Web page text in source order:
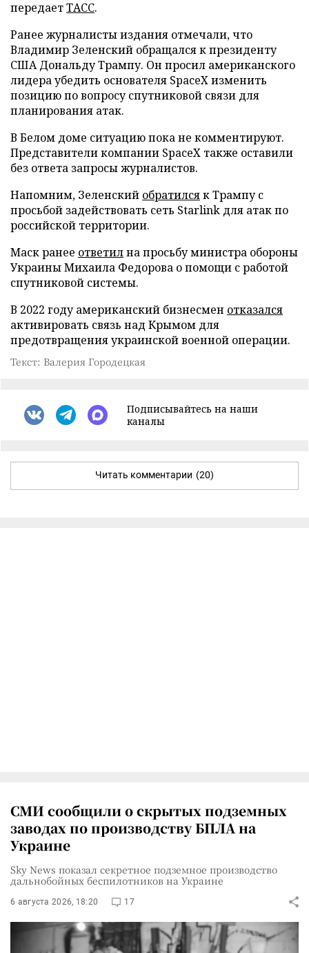
передаетТАСС.
Ранее журналисты издания отмечали, что
Владимир Зеленский обращался к президенту
США Дональду Трампу. Он просил американского
лидера убедить основателя SpaceX изменить
позицию по вопросу спутниковой связи для
планирования атак.
В Белом доме ситуацию пока не комментируют.
Представители компании SpaceX также оставили
без ответа запросы журналистов.
Напомним, Зеленский обратилсяк Трампу с
просьбой задействовать сеть Starlink для атак по
российской территории.
Маск ранее ответилна просьбу министра обороны
Украины Михаила Федорова о помощи с работой
спутниковой системы.
В 2022 году американский бизнесмен отказался
активировать связь над Крымом для
предотвращения украинской военной операции.
Текст: Валерия Городецкая
Подписывайтесь на наши
каналы
Читать комментарии (20)
СМИ сообщили о скрытых подземных
заводах по производству БПЛА на
Украине
Sky News показал секретное подземное производство
дальнобойных беспилотников на Украине
6 августа 2026, 18:20 17